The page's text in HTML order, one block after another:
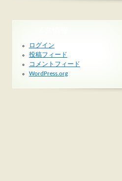
ログイン
投稿フィード
コメントフィード
WordPress.org